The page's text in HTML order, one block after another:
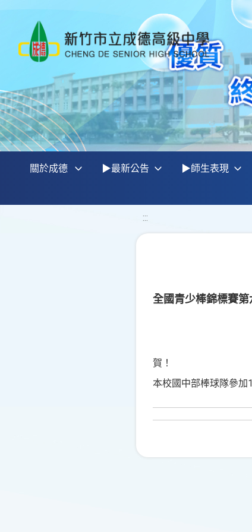
關於成德 ▶最新公告 ▶師生表現
:::
全國青少棒錦標賽第
賀！
本校國中部棒球隊參加